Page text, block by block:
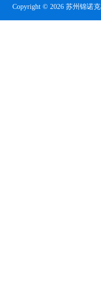
Copyright © 2026 苏州锦诺